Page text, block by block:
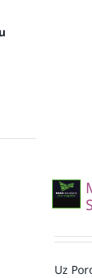
Uz